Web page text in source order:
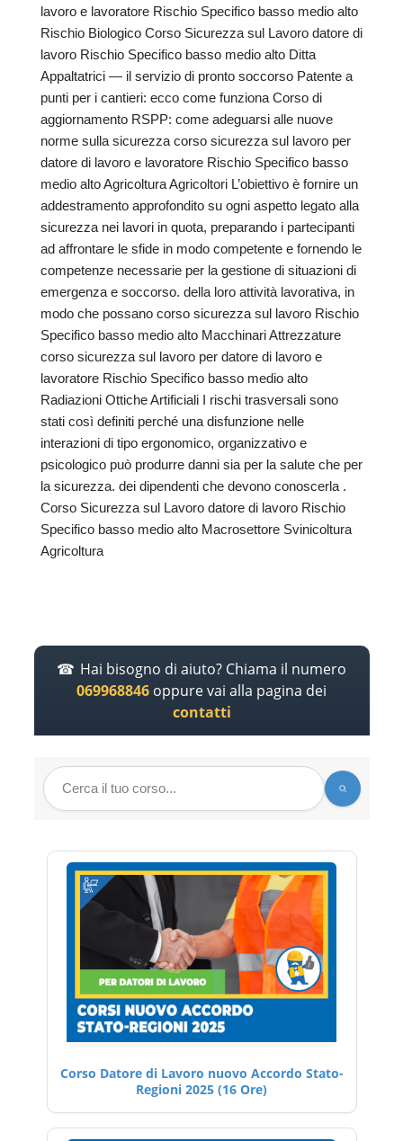
lavoro e lavoratore Rischio Specifico basso medio alto
Rischio Biologico Corso Sicurezza sul Lavoro datore di
lavoro Rischio Specifico basso medio alto Ditta
Appaltatrici — il servizio di pronto soccorso Patente a
punti per i cantieri: ecco come funziona Corso di
aggiornamento RSPP: come adeguarsi alle nuove
norme sulla sicurezza corso sicurezza sul lavoro per
datore di lavoro e lavoratore Rischio Specifico basso
medio alto Agricoltura Agricoltori L’obiettivo è fornire un
addestramento approfondito su ogni aspetto legato alla
sicurezza nei lavori in quota, preparando i partecipanti
ad affrontare le sfide in modo competente e fornendo le
competenze necessarie per la gestione di situazioni di
emergenza e soccorso. della loro attività lavorativa, in
modo che possano corso sicurezza sul lavoro Rischio
Specifico basso medio alto Macchinari Attrezzature
corso sicurezza sul lavoro per datore di lavoro e
lavoratore Rischio Specifico basso medio alto
Radiazioni Ottiche Artificiali I rischi trasversali sono
stati così definiti perché una disfunzione nelle
interazioni di tipo ergonomico, organizzativo e
psicologico può produrre danni sia per la salute che per
la sicurezza. dei dipendenti che devono conoscerla .
Corso Sicurezza sul Lavoro datore di lavoro Rischio
Specifico basso medio alto Macrosettore Svinicoltura
Agricoltura
Hai bisogno di aiuto? Chiama il numero
069968846 oppure vai alla pagina dei
contatti
Corso Datore di Lavoro nuovo Accordo Stato-
Regioni 2025 (16 Ore)